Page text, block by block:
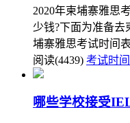
2020年柬埔寨雅思
少钱?下面为准备
埔寨雅思考试时间
阅读(4439) 考试时间
哪些学校接受